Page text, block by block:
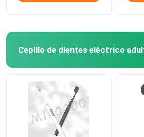
Cepillo de dientes eléctrico del
Cepillo de dientes eléctrico
cepillo de dientes eléctrico
Cepillo de dientes eléctrico